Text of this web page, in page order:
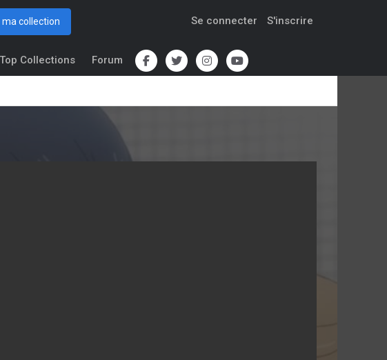
ma collection Se connecter S'inscrire
Top Collections Forum